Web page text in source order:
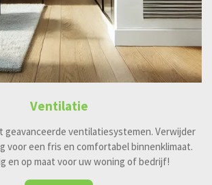
Ventilatie
geavanceerde ventilatiesystemen. Verwijder
voor een fris en comfortabel binnenklimaat.
en op maat voor uw woning of bedrijf!